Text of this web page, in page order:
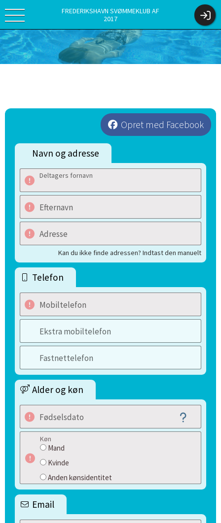
FREDERIKSHAVN SVØMMEKLUB AF
2017
Opret med Facebook
Navn og adresse
Deltagers fornavn
Efternavn
Adresse
Kan du ikke finde adressen? Indtast den manuelt
Telefon
Mobiltelefon
Ekstra mobiltelefon
Fastnettelefon
Alder og køn
Fødselsdato
Køn
Mand
Kvinde
Anden kønsidentitet
Email